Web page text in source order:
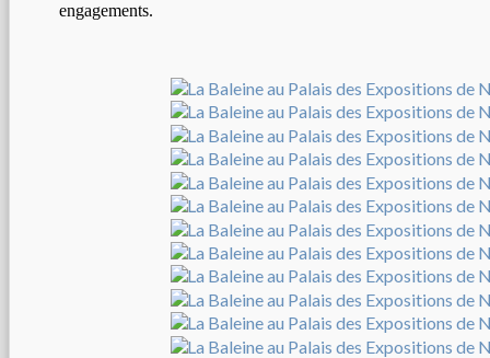
engagements.